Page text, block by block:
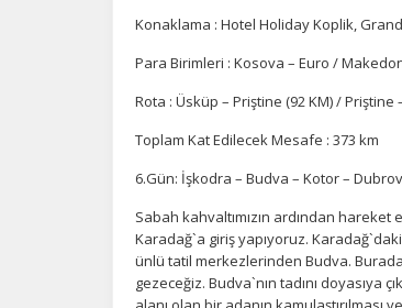
Konaklama : Hotel Holiday Koplik,
Para Birimleri : Kosova – Euro /
Rota : Üsküp – Priştine (92 KM) /
Toplam Kat Edilecek Mesafe : 373 km
6.Gün: İşkodra – Budva – Kotor –
Sabah kahvaltımızın ardından
Karadağ`a giriş yapıyoruz.
ünlü tatil merkezlerinden Budva.
gezeceğiz. Budva`nın tadını doyasıya